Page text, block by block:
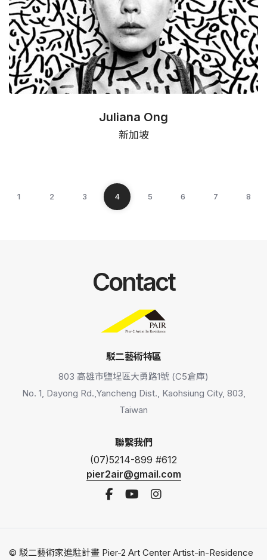
Juliana Ong
新加坡
1 2 3 4 5 6 7 8
Contact
駁二藝術特區
803 高雄市鹽埕區大勇路1號 (C5倉庫)
No. 1, Dayong Rd.,Yancheng Dist., Kaohsiung City, 803,
Taiwan
聯繫我們
(07)5214-899 #612
pier2air@gmail.com
© 駁二藝術家進駐計畫 Pier-2 Art Center Artist-in-Residence